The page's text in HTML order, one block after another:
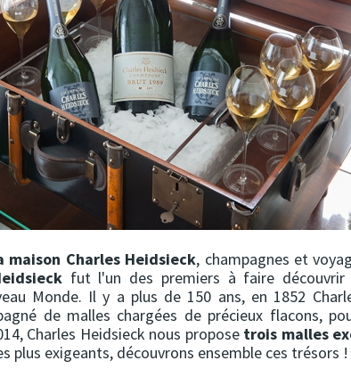
maison Charles Heidsieck, champagnes et
fut l'un des premiers à faire découvrir
Monde. Il y a plus de 150 ans, en 1852
de malles chargées de précieux flacons,
Charles Heidsieck nous propose trois malles
plus exigeants, découvrons ensemble ces trésors !